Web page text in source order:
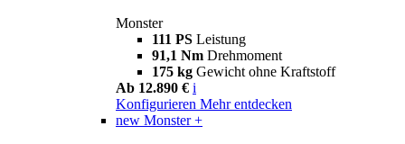
Monster
111 PS Leistung
91,1 Nm Drehmoment
175 kg Gewicht ohne Kraftstoff
Ab 12.890 € i
Konfigurieren Mehr entdecken
new Monster +